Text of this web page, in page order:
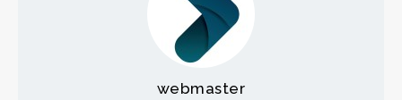
webmaster